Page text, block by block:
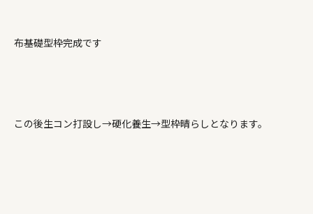
布基礎型枠完成です
この後生コン打設し→硬化養生→型枠晴らしとなります。